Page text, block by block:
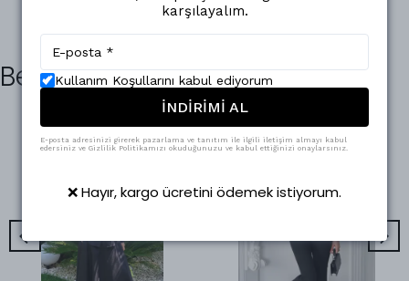
Benzer Ürünler
karşılayalım.
Kullanım Koşullarını kabul ediyorum
İNDİRİMİ AL
E-posta adresinizi girerek pazarlama ve tanıtım ile ilgili iletişim almayı kabul
edersiniz ve Gizlilik Politikamızı okuduğunuzu ve kabul ettiğinizi onaylarsınız.
❌ Hayır, kargo ücretini ödemek istiyorum.